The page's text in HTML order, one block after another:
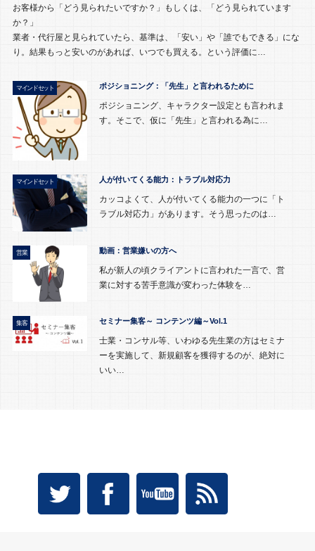
お客様から「どう見られたいですか？」もしくは、「どう見られています
か？」
業者・代行屋と見られていたら、基準は、「安い」や「誰でもできる」にな
り。結果もっと安いのがあれば、いつでも買える。という評価に…
マインドセット ポジショニング：「先生」と言われるために
ポジショニング、キャラクター設定とも言われま
す。そこで、仮に「先生」と言われる為に…
マインドセット 人が付いてくる能力：トラブル対応力
カッコよくて、人が付いてくる能力の一つに「ト
ラブル対応力」があります。そう思ったのは…
営業 動画：営業嫌いの方へ
私が新人の頃クライアントに言われた一言で、営
業に対する苦手意識が変わった体験を…
集客 セミナー集客～ コンテンツ編～Vol.1
士業・コンサル等、いわゆる先生業の方はセミナ
ーを実施して、新規顧客を獲得するのが、絶対に
いい…